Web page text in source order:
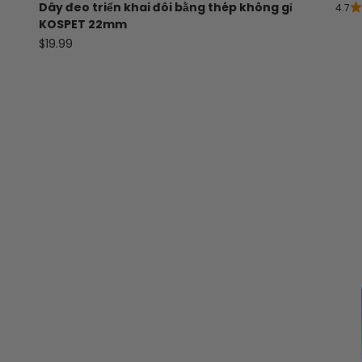
Dây đeo triển khai đôi bằng thép không gỉ
KOSPET 22mm
4.7
Giá bán
$19.99